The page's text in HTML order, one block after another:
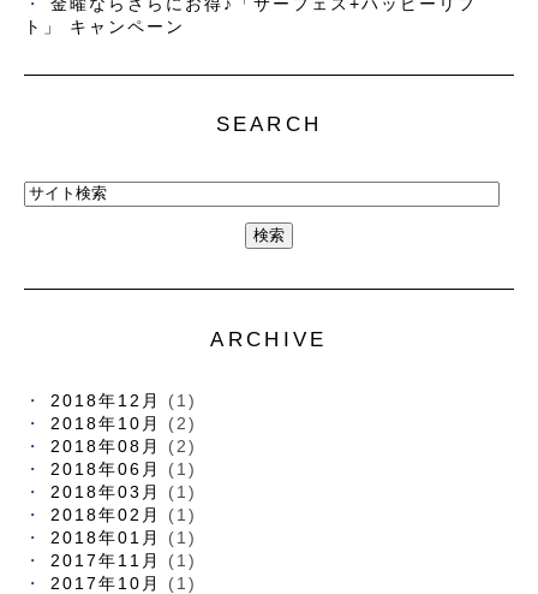
ト」 キャンペーン
SEARCH
ARCHIVE
2018年12月
(1)
2018年10月
(2)
2018年08月
(2)
2018年06月
(1)
2018年03月
(1)
2018年02月
(1)
2018年01月
(1)
2017年11月
(1)
2017年10月
(1)